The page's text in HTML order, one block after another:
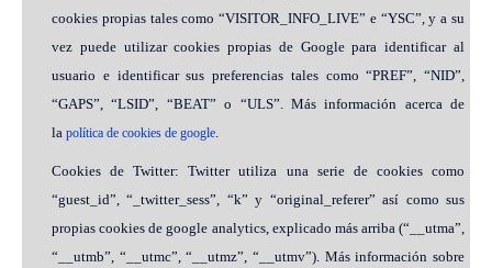
cookies propias tales como “VISITOR_INFO_LIVE” e “YSC”, y a su
vez puede utilizar cookies propias de Google para identificar al
usuario e identificar sus preferencias tales como “PREF”, “NID”,
“GAPS”, “LSID”, “BEAT” o “ULS”. Más información acerca de
la política de cookies de google.
Cookies de Twitter: Twitter utiliza una serie de cookies como
“guest_id”, “_twitter_sess”, “k” y “original_referer” así como sus
propias cookies de google analytics, explicado más arriba (“__utma”,
“__utmb”, “__utmc”, “__utmz”, “__utmv”). Más información sobre